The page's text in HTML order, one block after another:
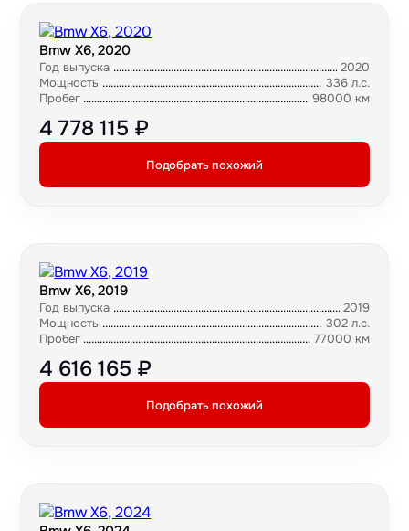
Bmw X6, 2020
Год выпуска
2020
Мощность
336 л.с.
Пробег
98000 км
4 778 115 ₽
Подобрать похожий
Bmw X6, 2019
Год выпуска
2019
Мощность
302 л.с.
Пробег
77000 км
4 616 165 ₽
Подобрать похожий